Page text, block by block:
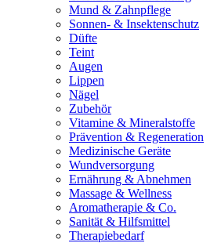
Mund & Zahnpflege
Sonnen- & Insektenschutz
Düfte
Teint
Augen
Lippen
Nägel
Zubehör
Vitamine & Mineralstoffe
Prävention & Regeneration
Medizinische Geräte
Wundversorgung
Ernährung & Abnehmen
Massage & Wellness
Aromatherapie & Co.
Sanität & Hilfsmittel
Therapiebedarf